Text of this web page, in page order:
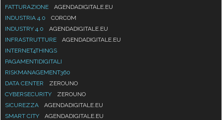
FATTURAZIONE
AGENDADIGITALE.EU
INDUSTRIA 4.0
CORCOM
INDUSTRY 4.0
AGENDADIGITALE.EU
INFRASTRUTTURE
AGENDADIGITALE.EU
INTERNET4THINGS
PAGAMENTIDIGITALI
RISKMANAGEMENT360
DATA CENTER
ZEROUNO
CYBERSECURITY
ZEROUNO
SICUREZZA
AGENDADIGITALE.EU
SMART CITY
AGENDADIGITALE.EU